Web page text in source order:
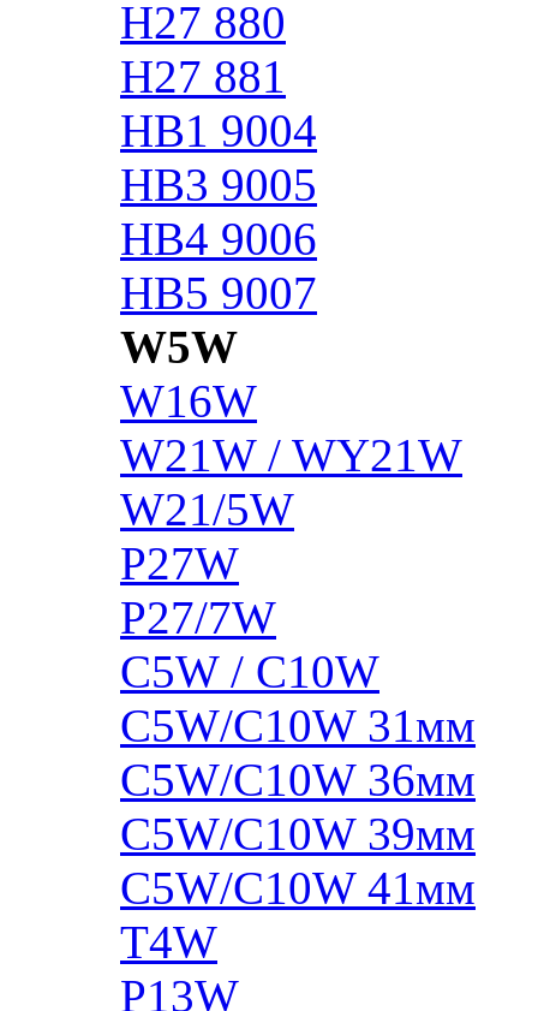
H27 880
H27 881
HB1 9004
HB3 9005
HB4 9006
HB5 9007
W5W
W16W
W21W / WY21W
W21/5W
P27W
P27/7W
C5W / C10W
C5W/C10W 31мм
C5W/C10W 36мм
C5W/C10W 39мм
C5W/C10W 41мм
T4W
P13W